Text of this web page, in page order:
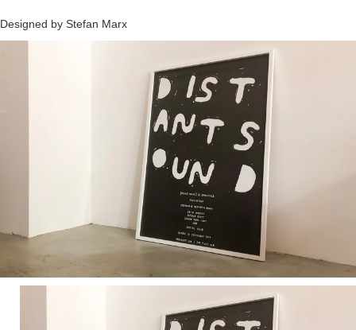
Designed by Stefan Marx